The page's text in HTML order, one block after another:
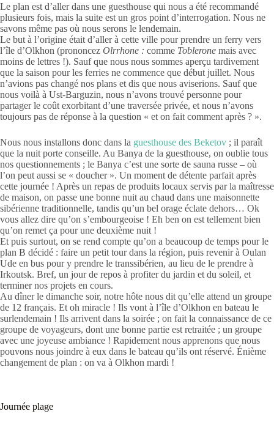
Le plan est d’aller dans une guesthouse qui nous a été recommandé
plusieurs fois, mais la suite est un gros point d’interrogation. Nous ne
savons même pas où nous serons le lendemain.
Le but à l’origine était d’aller à cette ville pour prendre un ferry vers
l’île d’Olkhon (prononcez Olrrhone : comme Toblerone mais avec
moins de lettres !). Sauf que nous nous sommes aperçu tardivement
que la saison pour les ferries ne commence que début juillet. Nous
n’avions pas changé nos plans et dis que nous aviserions. Sauf que
nous voilà à Ust-Barguzin, nous n’avons trouvé personne pour
partager le coût exorbitant d’une traversée privée, et nous n’avons
toujours pas de réponse à la question « et on fait comment après ? ».
Nous nous installons donc dans la guesthouse des Beketov ; il paraît
que la nuit porte conseille. Au Banya de la guesthouse, on oublie tous
nos questionnements ; le Banya c’est une sorte de sauna russe – où
l’on peut aussi se « doucher ». Un moment de détente parfait après
cette journée ! Après un repas de produits locaux servis par la maîtresse
de maison, on passe une bonne nuit au chaud dans une maisonnette
sibérienne traditionnelle, tandis qu’un bel orage éclate dehors… Ok
vous allez dire qu’on s’embourgeoise ! Eh ben on est tellement bien
qu’on remet ça pour une deuxième nuit !
Et puis surtout, on se rend compte qu’on a beaucoup de temps pour le
plan B décidé : faire un petit tour dans la région, puis revenir à Oulan
Ude en bus pour y prendre le transsibérien, au lieu de le prendre à
Irkoutsk. Bref, un jour de repos à profiter du jardin et du soleil, et
terminer nos projets en cours.
Au dîner le dimanche soir, notre hôte nous dit qu’elle attend un groupe
de 12 français. Et oh miracle ! Ils vont à l’île d’Olkhon en bateau le
surlendemain ! Ils arrivent dans la soirée ; on fait la connaissance de ce
groupe de voyageurs, dont une bonne partie est retraitée ; un groupe
avec une joyeuse ambiance ! Rapidement nous apprenons que nous
pouvons nous joindre à eux dans le bateau qu’ils ont réservé. Énième
changement de plan : on va à Olkhon mardi !
Journée plage